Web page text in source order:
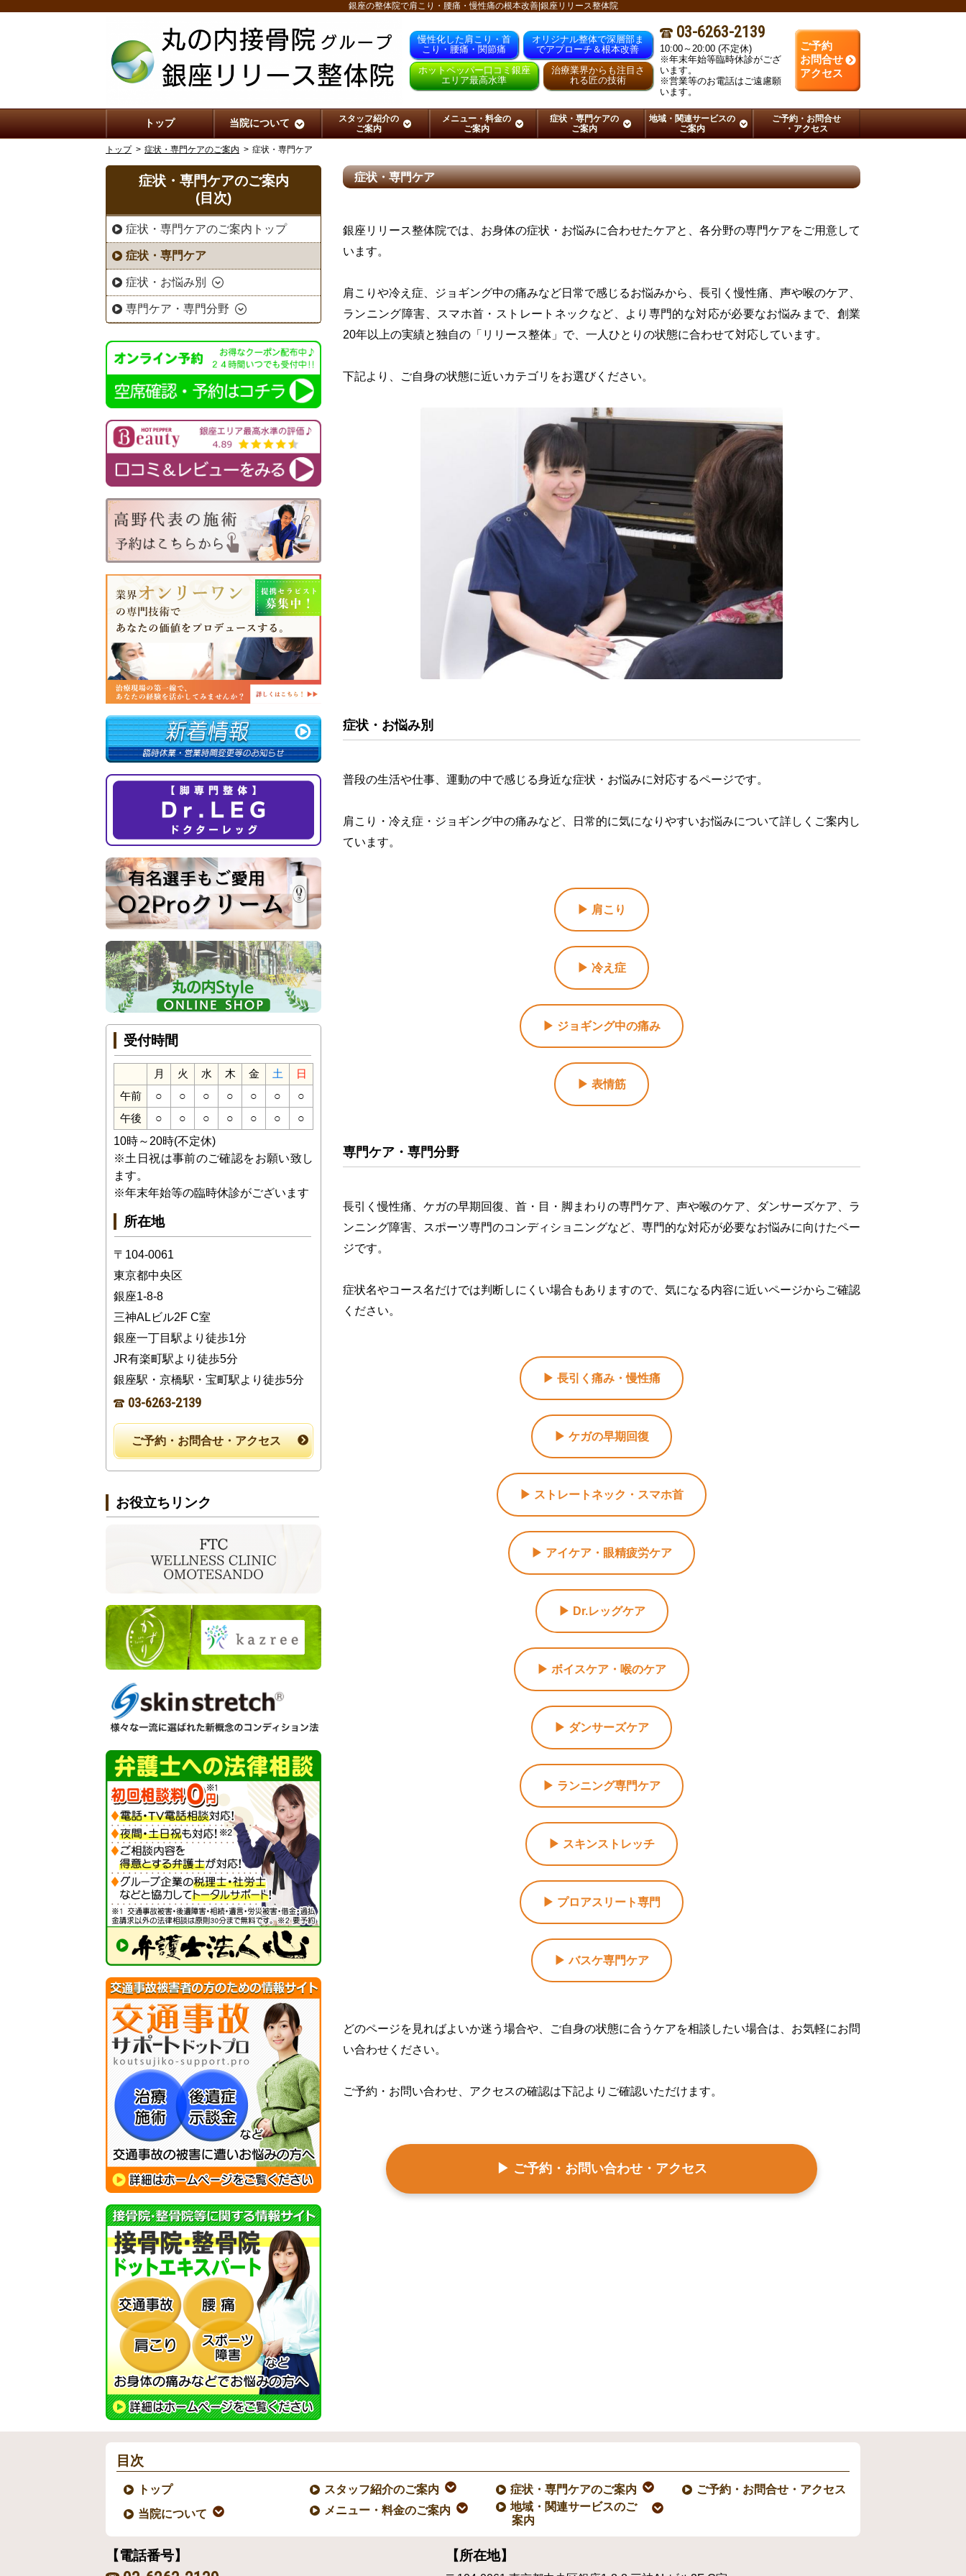
銀座の整体院で肩こり・腰痛・慢性痛の根本改善|銀座リリース整体院
慢性化した肩こり・首
こり・腰痛・関節痛
オリジナル整体で深層部ま
でアプローチ＆根本改善
ホットペッパー口コミ銀座
エリア最高水準
治療業界からも注目さ
れる匠の技術
03-6263-2139
10:00～20:00 (不定休)
※年末年始等臨時休診がござ
います。
※営業等のお電話はご遠慮願
います。
ご予約
お問合せ
アクセス
トップ 当院について
スタッフ紹介の
ご案内
メニュー・料金の
ご案内
症状・専門ケアの
ご案内
地域・関連サービスの
ご案内
ご予約・お問合せ
・アクセス
トップ 症状・専門ケアのご案内 症状・専門ケア
症状・専門ケア
銀座リリース整体院では、お身体の症状・お悩みに合わせたケアと、各分野の専門ケアをご用意して
います。
肩こりや冷え症、ジョギング中の痛みなど日常で感じるお悩みから、長引く慢性痛、声や喉のケア、
ランニング障害、スマホ首・ストレートネックなど、より専門的な対応が必要なお悩みまで、創業
20年以上の実績と独自の「リリース整体」で、一人ひとりの状態に合わせて対応しています。
下記より、ご自身の状態に近いカテゴリをお選びください。
症状・お悩み別
普段の生活や仕事、運動の中で感じる身近な症状・お悩みに対応するページです。
肩こり・冷え症・ジョギング中の痛みなど、日常的に気になりやすいお悩みについて詳しくご案内し
ています。
▶ 肩こり
▶ 冷え症
▶ ジョギング中の痛み
▶ 表情筋
専門ケア・専門分野
長引く慢性痛、ケガの早期回復、首・目・脚まわりの専門ケア、声や喉のケア、ダンサーズケア、ラ
ンニング障害、スポーツ専門のコンディショニングなど、専門的な対応が必要なお悩みに向けたペー
ジです。
症状名やコース名だけでは判断しにくい場合もありますので、気になる内容に近いページからご確認
ください。
▶ 長引く痛み・慢性痛
▶ ケガの早期回復
▶ ストレートネック・スマホ首
▶ アイケア・眼精疲労ケア
▶ Dr.レッグケア
▶ ボイスケア・喉のケア
▶ ダンサーズケア
▶ ランニング専門ケア
▶ スキンストレッチ
▶ プロアスリート専門
▶ バスケ専門ケア
どのページを見ればよいか迷う場合や、ご自身の状態に合うケアを相談したい場合は、お気軽にお問
い合わせください。
ご予約・お問い合わせ、アクセスの確認は下記よりご確認いただけます。
▶ ご予約・お問い合わせ・アクセス
症状・専門ケアのご案内
(目次)
症状・専門ケアのご案内トップ
症状・専門ケア
症状・お悩み別
専門ケア・専門分野
受付時間
月 火 水 木 金 土
日
午前
○ ○ ○ ○ ○ ○ ○
午後 ○ ○ ○ ○ ○ ○
○
10時～20時(不定休)
※土日祝は事前のご確認をお願い致し
ます。
※年末年始等の臨時休診がございます
所在地
〒104-0061
東京都中央区
銀座1-8-8
三神ALビル2F C室
銀座一丁目駅より徒歩1分
JR有楽町駅より徒歩5分
銀座駅・京橋駅・宝町駅より徒歩5分
03-6263-2139
ご予約・お問合せ・アクセス
お役立ちリンク
目次
トップ
当院について
スタッフ紹介のご案内
メニュー・料金のご案内
症状・専門ケアのご案内
地域・関連サービスのご
案内
ご予約・お問合せ・アクセス
【電話番号】 【所在地】